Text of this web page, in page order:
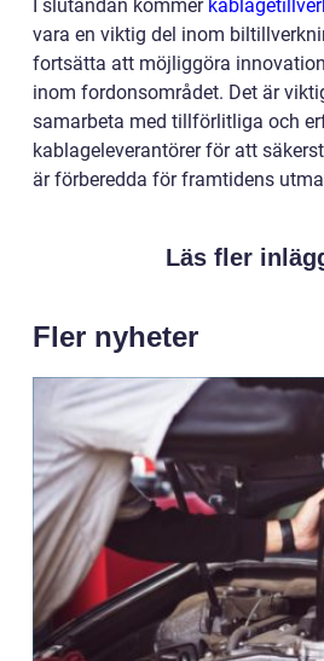
I slutändan kommer
vara en viktig del inom
fortsätta att möjliggöra
inom fordonsområdet. Det är
samarbeta med tillförlitliga och
kablageleverantörer för att
är förberedda för framtidens
Läs fler
Fler nyheter